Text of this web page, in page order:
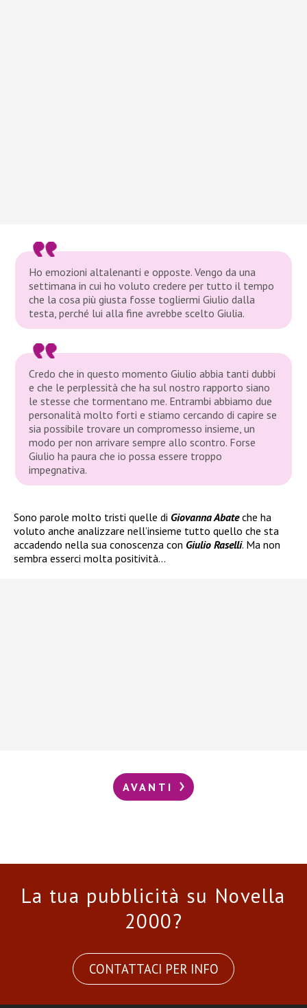
Ho emozioni altalenanti e opposte. Vengo da una
settimana in cui ho voluto credere per tutto il tempo
che la cosa più giusta fosse togliermi Giulio dalla
testa, perché lui alla fine avrebbe scelto Giulia.
Credo che in questo momento Giulio abbia tanti dubbi
e che le perplessità che ha sul nostro rapporto siano
le stesse che tormentano me. Entrambi abbiamo due
personalità molto forti e stiamo cercando di capire se
sia possibile trovare un compromesso insieme, un
modo per non arrivare sempre allo scontro. Forse
Giulio ha paura che io possa essere troppo
impegnativa.
Sono parole molto tristi quelle di Giovanna Abateche ha
voluto anche analizzare nell’insieme tutto quello che sta
accadendo nella sua conoscenza con Giulio Raselli. Ma non
sembra esserci molta positività…
AVANTI
La tua pubblicità su Novella
2000?
CONTATTACI PER INFO